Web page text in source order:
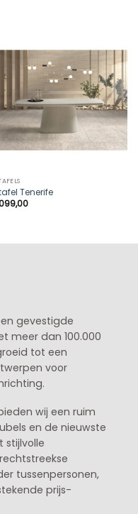
Tenerife
gevestigde
meer dan 100.000
tot een
voor
wij een ruim
en de nieuwste
stijlvolle
tussenpersonen,
prijs-